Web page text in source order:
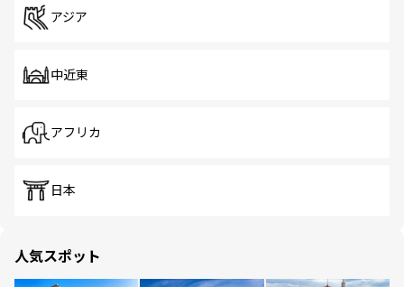
アジア
中近東
アフリカ
日本
人気スポット